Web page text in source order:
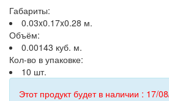
Габариты:
0.03x0.17x0.28 м.
Объём:
0.00143 куб. м.
Кол-во в упаковке:
10 шт.
Этот продукт будет в наличии : 17/